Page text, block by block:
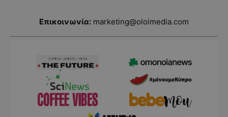
Επικοινωνία: marketing@oloimedia.com